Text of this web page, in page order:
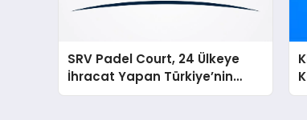
SRV Padel Court, 24 Ülkeye
İhracat Yapan Türkiye’nin
Padel Kortu Üretim Gücü